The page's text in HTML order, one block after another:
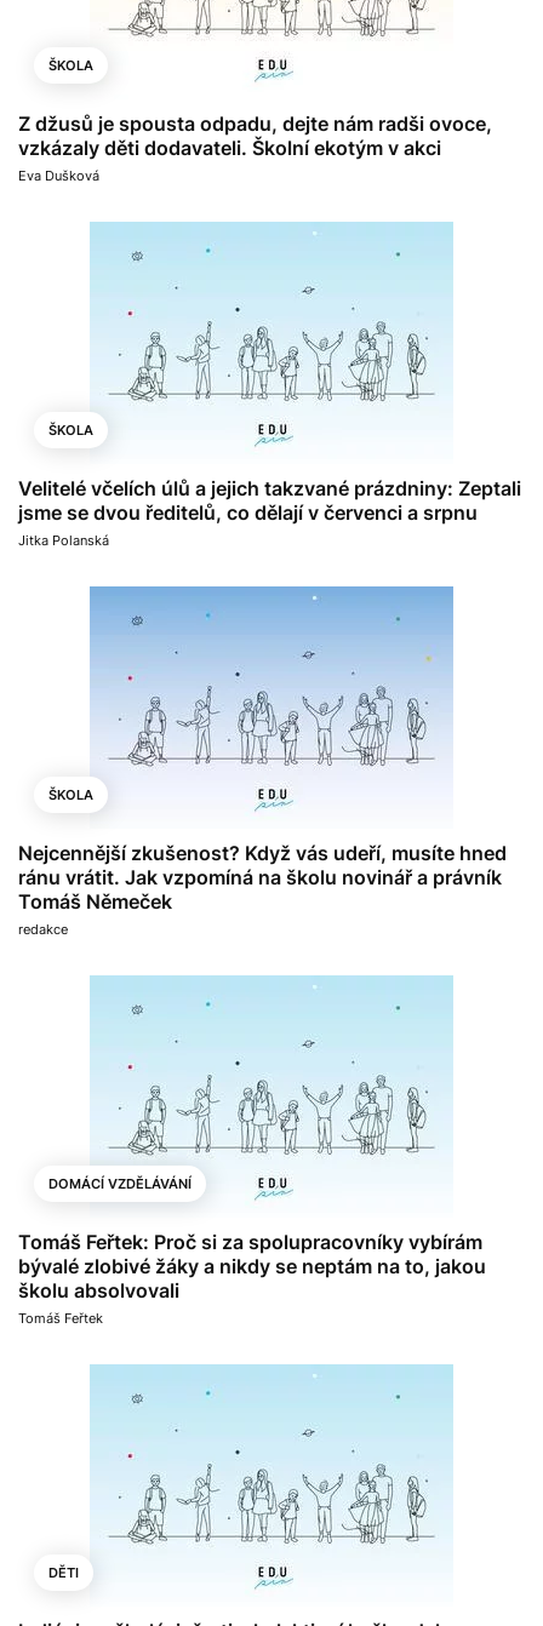
ŠKOLA
Z džusů je spousta odpadu, dejte nám radši ovoce,
vzkázaly děti dodavateli. Školní ekotým v akci
Eva Dušková
ŠKOLA
Velitelé včelích úlů a jejich takzvané prázdniny: Zeptali
jsme se dvou ředitelů, co dělají v červenci a srpnu
Jitka Polanská
ŠKOLA
Nejcennější zkušenost? Když vás udeří, musíte hned
ránu vrátit. Jak vzpomíná na školu novinář a právník
Tomáš Němeček
redakce
DOMÁCÍ VZDĚLÁVÁNÍ
Tomáš Feřtek: Proč si za spolupracovníky vybírám
bývalé zlobivé žáky a nikdy se neptám na to, jakou
školu absolvovali
Tomáš Feřtek
DĚTI